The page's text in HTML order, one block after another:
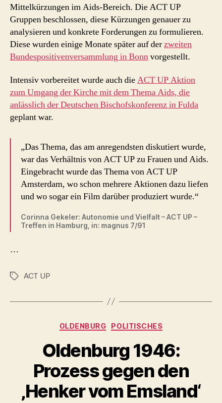
Mittelkürzungen im Aids-Bereich. Die ACT UP
Gruppen beschlossen, diese Kürzungen genauer zu
analysieren und konkrete Forderungen zu formulieren.
Diese wurden einige Monate später auf derzweiten
Bundespositivenversammlung in Bonnvorgestellt.
Intensiv vorbereitet wurde auch dieACT UP Aktion
zum Umgang der Kirche mit dem Thema Aids, die
anlässlich der Deutschen Bischofskonferenz in Fulda
geplant war.
„Das Thema, das am anregendsten diskutiert wurde,
war das Verhältnis von ACT UP zu Frauen und Aids.
Eingebracht wurde das Thema von ACT UP
Amsterdam, wo schon mehrere Aktionen dazu liefen
und wo sogar ein Film darüber produziert wurde.“
Corinna Gekeler: Autonomie und Vielfalt – ACT UP –
Treffen in Hamburg, in: magnus 7/91
…
Schlagwörter
ACT UP
Kategorien
OLDENBURG POLITISCHES
Oldenburg 1946:
Prozess gegen den
‚Henker vom Emsland‘